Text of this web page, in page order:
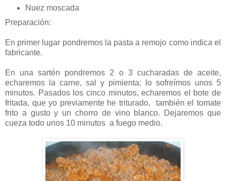
Nuez moscada
Preparación:
En primer lugar pondremos la pasta a remojo como indica el
fabricante.
En una sartén pondremos 2 o 3 cucharadas de aceite,
echaremos la carne, sal y pimienta; lo sofreímos unos 5
minutos. Pasados los cinco minutos, echaremos el bote de
fritada, que yo previamente he triturado, también el tomate
frito a gusto y un chorro de vino blanco. Dejaremos que
cueza todo unos 10 minutos a fuego medio.